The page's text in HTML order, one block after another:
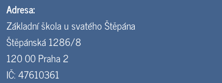
Adresa:
Základní škola u svatého Štěpána
Štěpánská 1286/8
120 00 Praha 2
IČ: 47610361